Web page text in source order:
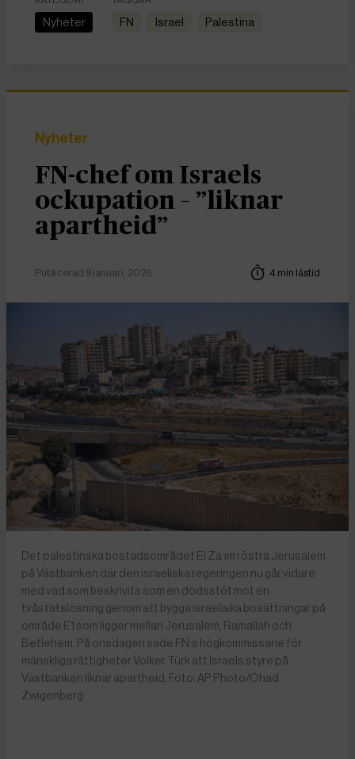
Nyheter FN Israel Palestina
Nyheter
FN-chef om Israels
ockupation – ”liknar
apartheid”
Publicerad 9 januari, 2026 4 min lästid
Det palestinska bostadsområdet El Za’im i östra Jerusalem
på Västbanken där den israeliska regeringen nu går vidare
med vad som beskrivits som en dödsstöt mot en
tvåstatslösning genom att bygga israeliska bosättningar på
område E1 som ligger mellan Jerusalem, Ramallah och
Betlehem. På onsdagen sade FN:s högkommissarie för
mänskliga rättigheter Volker Türk att Israels styre på
Västbanken liknar apartheid. Foto: AP Photo/Ohad
Zwigenberg